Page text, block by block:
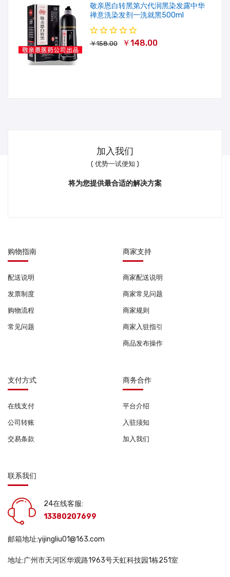
敬亲恩白转黑第六代润黑染发露中华
禅意洗染发剂一洗就黑500ml
￥158.00 ￥148.00
加入我们
( 优势一试便知 )
将为您提供最合适的解决方案
购物指南
配送说明
发票制度
购物流程
常见问题
商家支持
商家配送说明
商家常见问题
商家规则
商家入驻指引
商品发布操作
支付方式
在线支付
公司转账
交易条款
商务合作
平台介绍
入驻须知
加入我们
联系我们
24在线客服:
13380207699
邮箱地址:yijingliu01@163.com
地址:广州市天河区华观路1963号天虹科技园1栋251室